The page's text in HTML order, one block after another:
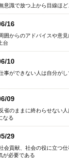
識で放つ上から目線ほど
16
からのアドバイスや意見
台
10
ができない人は自分がし
09
のままに終わらせない人
なる
29
貢献、社会の役に立つ仕
が必要である